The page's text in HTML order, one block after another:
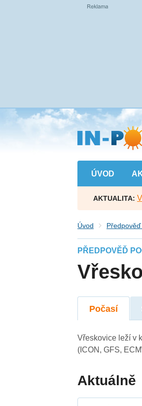
Přejít
na
hlavní
obsah
ÚVOD
AKTUALITA:
Úvod
PŘEDPOVĚĎ
Počasí
Vřeskovice leží v
(ICON, GFS,
Aktuálně